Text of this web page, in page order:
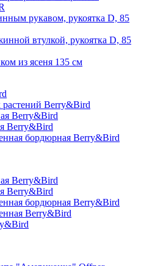
рукавом, рукоятка D, 85
втулкой, рукоятка D, 85
из ясеня 135 см
растений Berry&Bird
Berry&Bird
Berry&Bird
бордюрная Berry&Bird
Berry&Bird
Berry&Bird
бордюрная Berry&Bird
Berry&Bird